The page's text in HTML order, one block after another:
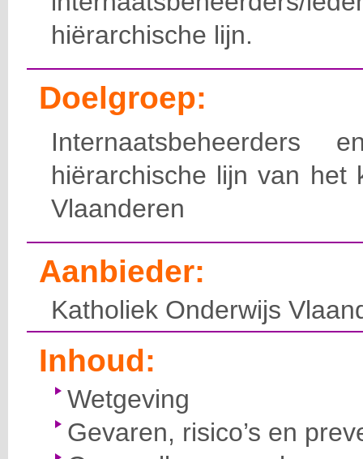
hiërarchische lijn.
Doelgroep:
hiërarchische lijn van het
Vlaanderen
Aanbieder:
Katholiek Onderwijs
Inhoud:
Wetgeving
Gevaren, risico’s en